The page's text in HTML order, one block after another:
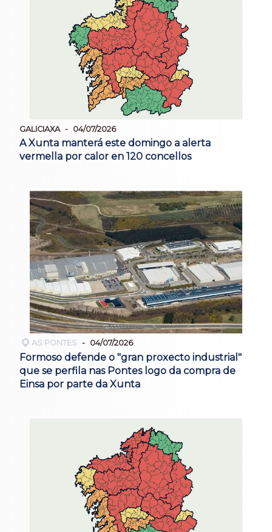
GALICIAXA 04/07/2026
A Xunta manterá este domingo a alerta
vermella por calor en 120 concellos
AS PONTES 04/07/2026
Formoso defende o "gran proxecto industrial"
que se perfila nas Pontes logo da compra de
Einsa por parte da Xunta